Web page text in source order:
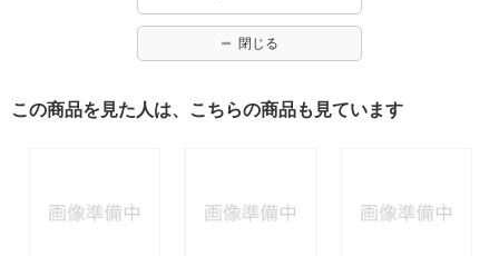
閉じる
この商品を見た人は、こちらの商品も見ています